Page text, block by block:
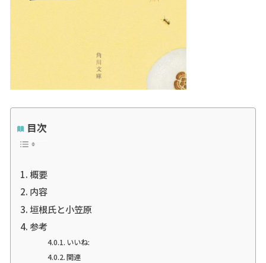
目次
概要
内容
垣根氏と小笠原
参考
いいね:
関連